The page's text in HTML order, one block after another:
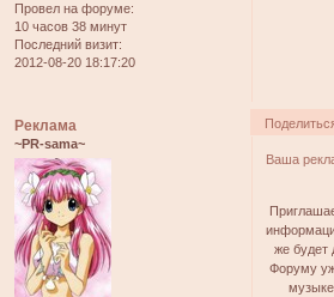
Провел на форуме:
10 часов 38 минут
Последний визит:
2012-08-20 18:17:20
Реклама
~PR-sama~
Ваша
же будет
Форуму